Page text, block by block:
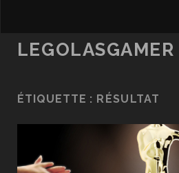
LEGOLASGAMER
ÉTIQUETTE : RÉSULTAT